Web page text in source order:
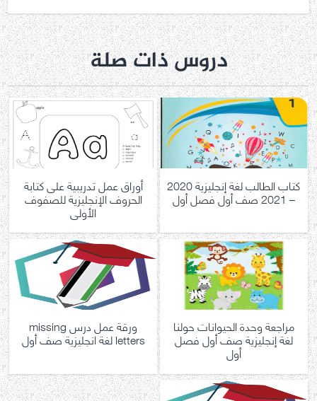
دروس ذات صلة
كتاب الطالب لغة إنجليزية 2020
– 2021 صف أول فصل أول
أوراق عمل تدريبية على كتابة
الحروف الإنجليزية للصفوف
الأولى
مراجعة وحدة الحيوانات حولنا
لغة إنجليزية صف أول فصل
أول
ورقة عمل درس missing
letters لغة انجليزية صف أول